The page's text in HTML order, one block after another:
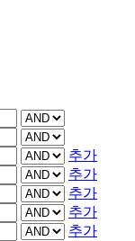
추가
추가
추가
추가
추가